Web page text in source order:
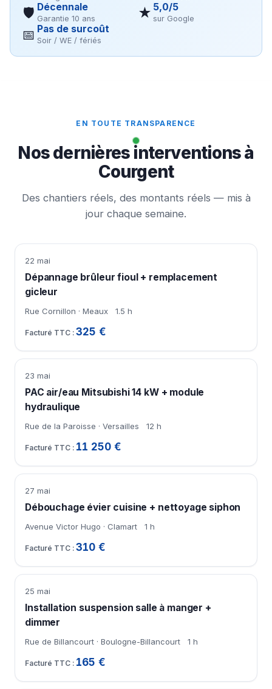
🛡 Décennale
Garantie 10 ans ★ 5,0/5
sur Google
📅 Pas de surcoût
Soir / WE / fériés
EN TOUTE TRANSPARENCE
Nos dernières interventions à
Courgent
Des chantiers réels, des montants réels — mis à
jour chaque semaine.
22 mai
Dépannage brûleur fioul + remplacement
gicleur
Rue Cornillon · Meaux 1.5 h
325 €
23 mai
PAC air/eau Mitsubishi 14 kW + module
hydraulique
Rue de la Paroisse · Versailles 12 h
11 250 €
27 mai
Débouchage évier cuisine + nettoyage siphon
Avenue Victor Hugo · Clamart 1 h
310 €
25 mai
Installation suspension salle à manger +
dimmer
Rue de Billancourt · Boulogne-Billancourt 1 h
165 €